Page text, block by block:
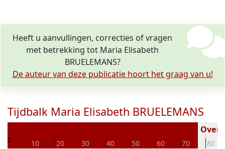
Heeft u aanvullingen, correcties of vragen
met betrekking tot Maria Elisabeth
BRUELEMANS?
De auteur van deze publicatie hoort het graag van u!
Tijdbalk Maria Elisabeth BRUELEMANS
0 10 20 30 40 50 60 70 80